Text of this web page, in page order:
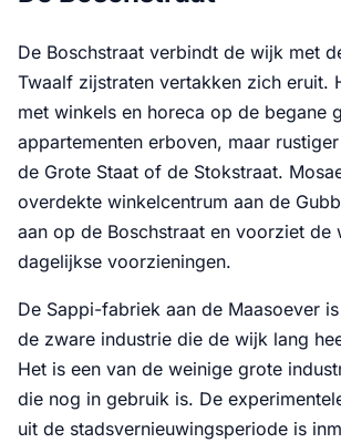
De Boschstraat verbindt de wijk met
Twaalf zijstraten vertakken zich eruit.
met winkels en horeca op de begane
appartementen erboven, maar
de Grote Staat of de Stokstraat.
overdekte winkelcentrum aan de
aan op de Boschstraat en voorziet de
dagelijkse voorzieningen.
De Sappi-fabriek aan de Maasoever
de zware industrie die de wijk lang
Het is een van de weinige grote
die nog in gebruik is. De
uit de stadsvernieuwingsperiode is